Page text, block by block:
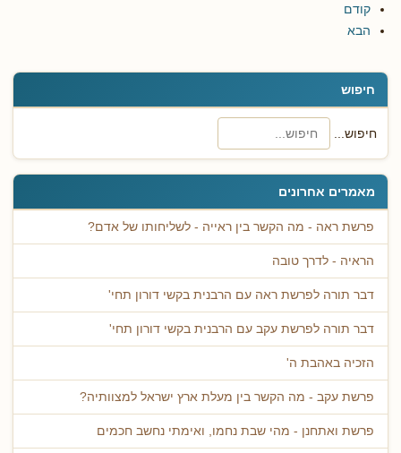
חיפוש
חיפוש...
מאמרים אחרונים
פרשת ראה - מה הקשר בין ראייה - לשליחותו של אדם?
הראיה - לדרך טובה
דבר תורה לפרשת ראה עם הרבנית בקשי דורון תחי'
דבר תורה לפרשת עקב עם הרבנית בקשי דורון תחי'
הזכיה באהבת ה'
פרשת עקב - מה הקשר בין מעלת ארץ ישראל למצוותיה?
פרשת ואתחנן - מהי שבת נחמו, ואימתי נחשב חכמים
קודם
הבא